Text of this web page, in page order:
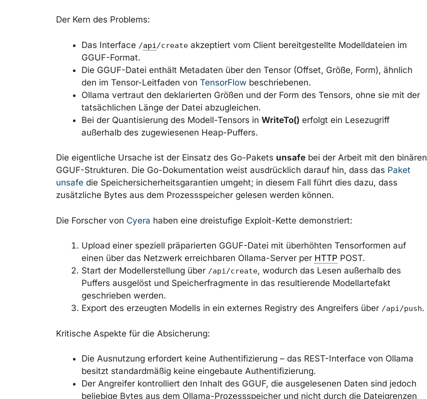
Der Kern des Problems:
Das Interface /api /create akzeptiert vom Client bereitgestellte Modelldateien im
GGUF-Format.
Die GGUF-Datei enthält Metadaten über den Tensor (Offset, Größe, Form), ähnlich
den im Tensor-Leitfaden von TensorFlow beschriebenen.
Ollama vertraut den deklarierten Größen und der Form des Tensors, ohne sie mit der
tatsächlichen Länge der Datei abzugleichen.
Bei der Quantisierung des Modell-Tensors in WriteTo() erfolgt ein Lesezugriff
außerhalb des zugewiesenen Heap-Puffers.
Die eigentliche Ursache ist der Einsatz des Go-Pakets unsafe bei der Arbeit mit den binären
GGUF-Strukturen. Die Go-Dokumentation weist ausdrücklich darauf hin, dass das Paket
unsafe die Speichersicherheitsgarantien umgeht; in diesem Fall führt dies dazu, dass
zusätzliche Bytes aus dem Prozessspeicher gelesen werden können.
Die Forscher von Cyera haben eine dreistufige Exploit-Kette demonstriert:
Upload einer speziell präparierten GGUF-Datei mit überhöhten Tensorformen auf
einen über das Netzwerk erreichbaren Ollama-Server per HTTP POST.
Start der Modellerstellung über /api/create, wodurch das Lesen außerhalb des
Puffers ausgelöst und Speicherfragmente in das resultierende Modellartefakt
geschrieben werden.
Export des erzeugten Modells in ein externes Registry des Angreifers über /api/push.
Kritische Aspekte für die Absicherung:
Die Ausnutzung erfordert keine Authentifizierung – das REST-Interface von Ollama
besitzt standardmäßig keine eingebaute Authentifizierung.
Der Angreifer kontrolliert den Inhalt des GGUF, die ausgelesenen Daten sind jedoch
beliebige Bytes aus dem Ollama-Prozessspeicher und nicht durch die Dateigrenzen